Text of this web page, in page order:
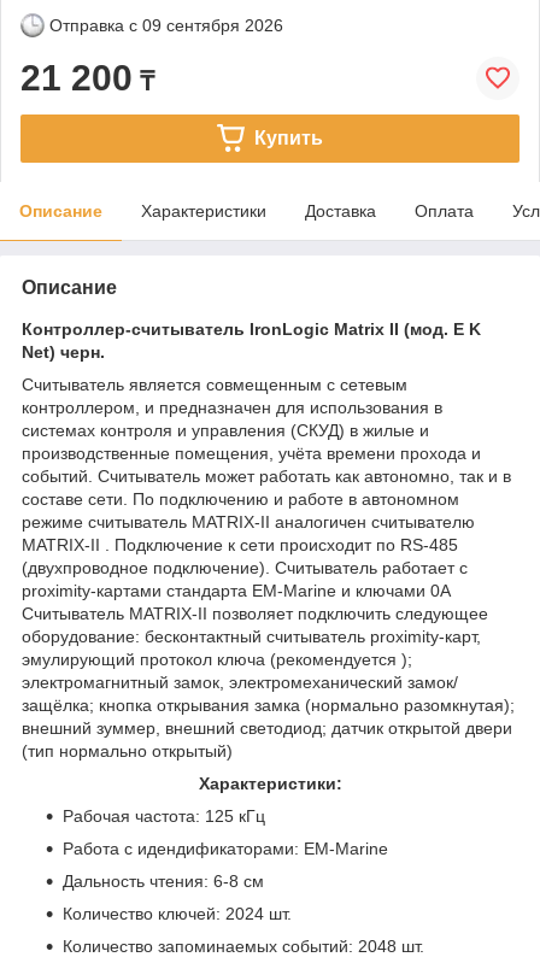
Отправка с 09 сентября 2026
21 200 ₸
Купить
Описание Характеристики Доставка Оплата
Описание
Контроллер-считыватель IronLogic Matrix II (мод. E K
Net) черн.
Считыватель является совмещенным с сетевым
контроллером, и предназначен для использования в
системах контроля и управления (СКУД) в жилые и
производственные помещения, учёта времени прохода и
событий. Считыватель может работать как автономно, так и в
составе сети. По подключению и работе в автономном
режиме считыватель MATRIX-II аналогичен считывателю
MATRIX-II . Подключение к сети происходит по RS-485
(двухпроводное подключение). Считыватель работает с
proximity-картами стандарта EM-Marine и ключами 0А
Считыватель MATRIX-II позволяет подключить следующее
оборудование: бесконтактный считыватель proximity-карт,
эмулирующий протокол ключа (рекомендуется );
электромагнитный замок, электромеханический замок/
защёлка; кнопка открывания замка (нормально разомкнутая);
внешний зуммер, внешний светодиод; датчик открытой двери
(тип нормально открытый)
Характеристики:
Рабочая частота: 125 кГц
Работа с идендификаторами: EM-Marine
Дальность чтения: 6-8 см
Количество ключей: 2024 шт.
Количество запоминаемых событий: 2048 шт.